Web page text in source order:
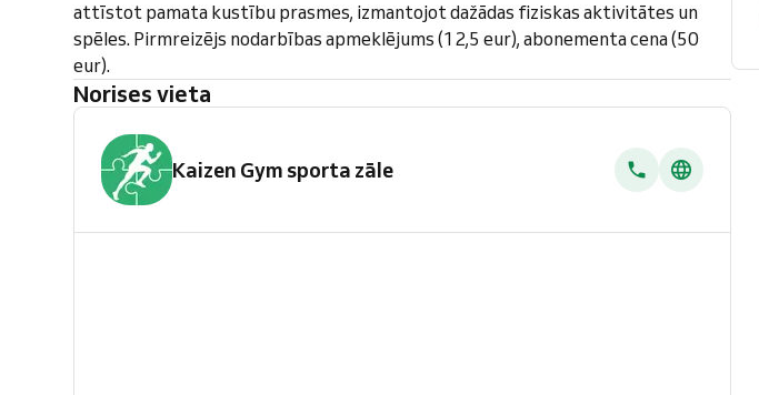
attīstot pamata kustību prasmes, izmantojot dažādas fiziskas aktivitātes un
spēles. Pirmreizējs nodarbības apmeklējums (12,5 eur), abonementa cena (50
eur).
Norises vieta
Kaizen Gym sporta zāle